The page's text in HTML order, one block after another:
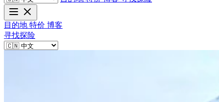
目的地 特价 博客
寻找探险